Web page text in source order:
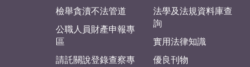
檢舉貪瀆不法管道
公職人員財產申報專
區
請託關說登錄查察專
法學及法規資料庫查
詢
實用法律知識
優良刊物